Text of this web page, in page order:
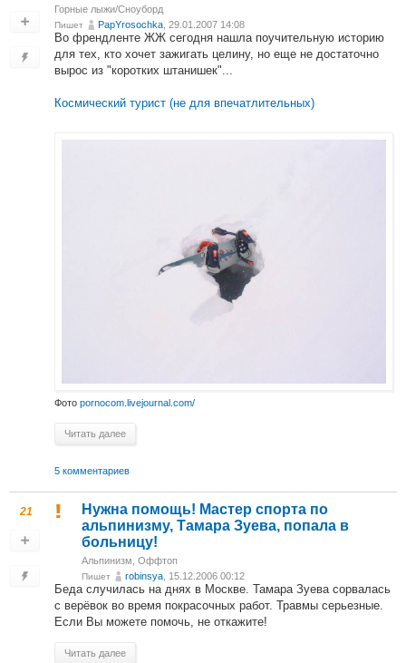
Горные лыжи/Сноуборд
Пишет PapYrosochka , 29.01.2007 14:08
Во френдленте ЖЖ сегодня нашла поучительную историю
для тех, кто хочет зажигать целину, но еще не достаточно
вырос из "коротких штанишек"...
Космический турист (не для впечатлительных)
Фото pornocom.livejournal.com/
Читать далее
5 комментариев
21
Нужна помощь! Мастер спорта по
альпинизму, Тамара Зуева, попала в
больницу!
Альпинизм Оффтоп
Пишет robinsya , 15.12.2006 00:12
Беда случилась на днях в Москве. Тамара Зуева сорвалась
с верёвок во время покрасочных работ. Травмы серьезные.
Если Вы можете помочь, не откажите!
Читать далее